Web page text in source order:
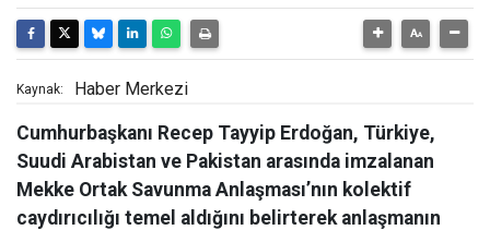
Kaynak: Haber Merkezi
Cumhurbaşkanı Recep Tayyip Erdoğan, Türkiye,
Suudi Arabistan ve Pakistan arasında imzalanan
Mekke Ortak Savunma Anlaşması’nın kolektif
caydırıcılığı temel aldığını belirterek anlaşmanın